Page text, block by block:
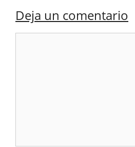
Deja un comentario